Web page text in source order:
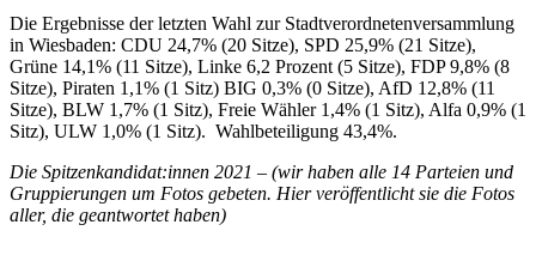
Die Ergebnisse der letzten Wahl zur Stadtverordnetenversammlung
in Wiesbaden: CDU 24,7% (20 Sitze), SPD 25,9% (21 Sitze),
Grüne 14,1% (11 Sitze), Linke 6,2 Prozent (5 Sitze), FDP 9,8% (8
Sitze), Piraten 1,1% (1 Sitz) BIG 0,3% (0 Sitze), AfD 12,8% (11
Sitze), BLW 1,7% (1 Sitz), Freie Wähler 1,4% (1 Sitz), Alfa 0,9% (1
Sitz), ULW 1,0% (1 Sitz). Wahlbeteiligung 43,4%.
Die Spitzenkandidat:innen 2021 – (wir haben alle 14 Parteien und
Gruppierungen um Fotos gebeten. Hier veröffentlicht sie die Fotos
aller, die geantwortet haben)